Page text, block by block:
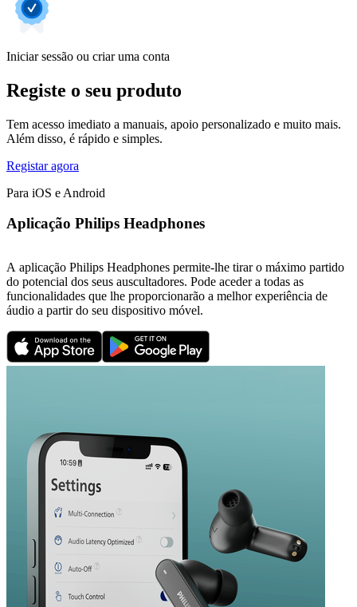
Iniciar sessão ou criar uma conta
Registe o seu produto
Tem acesso imediato a manuais, apoio personalizado e muito mais.
Além disso, é rápido e simples.
Registar agora
Para iOS e Android
Aplicação Philips Headphones
A aplicação Philips Headphones permite-lhe tirar o máximo partido
do potencial dos seus auscultadores. Pode aceder a todas as
funcionalidades que lhe proporcionarão a melhor experiência de
áudio a partir do seu dispositivo móvel.